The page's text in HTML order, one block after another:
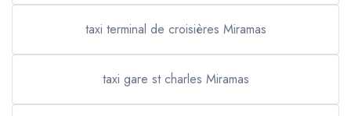
taxi terminal de croisières Miramas
taxi gare st charles Miramas